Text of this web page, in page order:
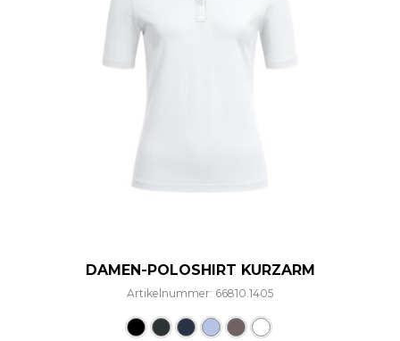
DAMEN-POLOSHIRT KURZARM
Artikelnummer: 66810.1405